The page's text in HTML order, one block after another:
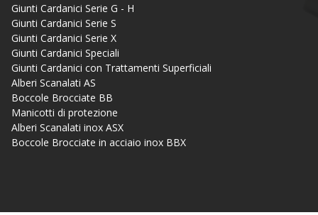
Giunti Cardanici Serie G - H
Giunti Cardanici Serie S
Giunti Cardanici Serie X
Giunti Cardanici Speciali
Giunti Cardanici con Trattamenti Superficiali
Alberi Scanalati AS
Boccole Brocciate BB
Manicotti di protezione
Alberi Scanalati inox ASX
Boccole Brocciate in acciaio inox BBX